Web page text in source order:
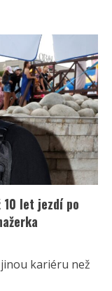
let jezdí po
kariéru než